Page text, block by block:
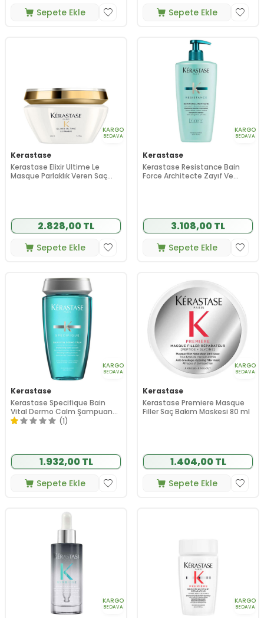
Sepete Ekle Sepete Ekle
KARGO
BEDAVA
Kerastase
Kerastase Elixir Ultime Le
Masque Parlaklık Veren Saç
2.828,00 TL
Sepete Ekle
KARGO
BEDAVA
Kerastase
Kerastase Resistance Bain
Force Architecte Zayıf Ve
3.108,00 TL
Sepete Ekle
KARGO
BEDAVA
Kerastase
Kerastase Specifique Bain
Vital Dermo Calm Şampuan
250 ml
(1)
1.932,00 TL
Sepete Ekle
KARGO
BEDAVA
Kerastase
Kerastase Premiere Masque
Filler Saç Bakım Maskesi 80 ml
1.404,00 TL
Sepete Ekle
KARGO
BEDAVA
KARGO
BEDAVA